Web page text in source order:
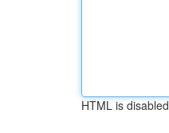
HTML is disabled